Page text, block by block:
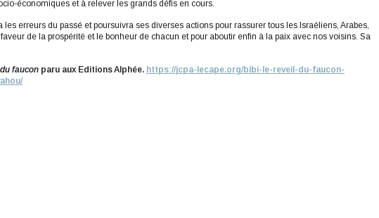
économiques et à relever les grands défis en cours.
erreurs du passé et poursuivra ses diverses actions pour rassurer tous les Israéliens, Arabes,
de la prospérité et le bonheur de chacun et pour aboutir enfin à la paix avec nos voisins. Sa
faucon paru aux Editions Alphée. https://jcpa-lecape.org/bibi-le-reveil-du-faucon-